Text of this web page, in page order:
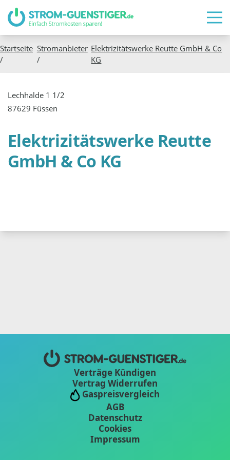
Startseite
/
Stromanbieter
/
Elektrizitätswerke Reutte GmbH & Co
KG
Elektrizitätswerke Reutte
GmbH & Co KG
Lechhalde 1 1/2
87629 Füssen
Verträge Kündigen
Vertrag Widerrufen
Gaspreisvergleich
AGB
Datenschutz
Cookies
Impressum